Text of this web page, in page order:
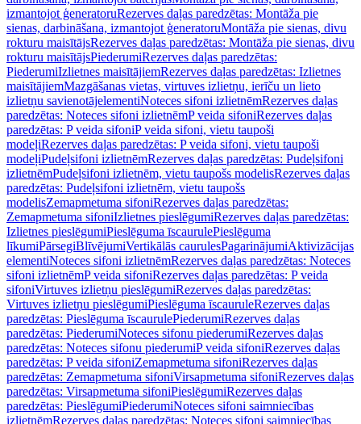
izmantojot ģeneratoruRezerves daļas paredzētas: Montāža pie
sienas, darbināšana, izmantojot ģeneratoruMontāža pie sienas, divu
rokturu maisītājsRezerves daļas paredzētas: Montāža pie sienas, divu
rokturu maisītājsPiederumiRezerves daļas paredzētas:
PiederumiIzlietnes maisītājiemRezerves daļas paredzētas: Izlietnes
maisītājiemMazgāšanas vietas, virtuves izlietņu, ierīču un lieto
izlietņu savienotājelementiNoteces sifoni izlietnēmRezerves daļas
paredzētas: Noteces sifoni izlietnēmP veida sifoniRezerves daļas
paredzētas: P veida sifoniP veida sifoni, vietu taupoši
modeļiRezerves daļas paredzētas: P veida sifoni, vietu taupoši
modeļiPudeļsifoni izlietnēmRezerves daļas paredzētas: Pudeļsifoni
izlietnēmPudeļsifoni izlietnēm, vietu taupošs modelisRezerves daļas
paredzētas: Pudeļsifoni izlietnēm, vietu taupošs
modelisZemapmetuma sifoniRezerves daļas paredzētas:
Zemapmetuma sifoniIzlietnes pieslēgumiRezerves daļas paredzētas:
Izlietnes pieslēgumiPieslēguma īscaurulePieslēguma
līkumiPārsegiBlīvējumiVertikālās caurulesPagarinājumiAktivizācijas
elementiNoteces sifoni izlietnēmRezerves daļas paredzētas: Noteces
sifoni izlietnēmP veida sifoniRezerves daļas paredzētas: P veida
sifoniVirtuves izlietņu pieslēgumiRezerves daļas paredzētas:
Virtuves izlietņu pieslēgumiPieslēguma īscauruleRezerves daļas
paredzētas: Pieslēguma īscaurulePiederumiRezerves daļas
paredzētas: PiederumiNoteces sifonu piederumiRezerves daļas
paredzētas: Noteces sifonu piederumiP veida sifoniRezerves daļas
paredzētas: P veida sifoniZemapmetuma sifoniRezerves daļas
paredzētas: Zemapmetuma sifoniVirsapmetuma sifoniRezerves daļas
paredzētas: Virsapmetuma sifoniPieslēgumiRezerves daļas
paredzētas: PieslēgumiPiederumiNoteces sifoni saimniecības
izlietnēmRezerves daļas paredzētas: Noteces sifoni saimniecības